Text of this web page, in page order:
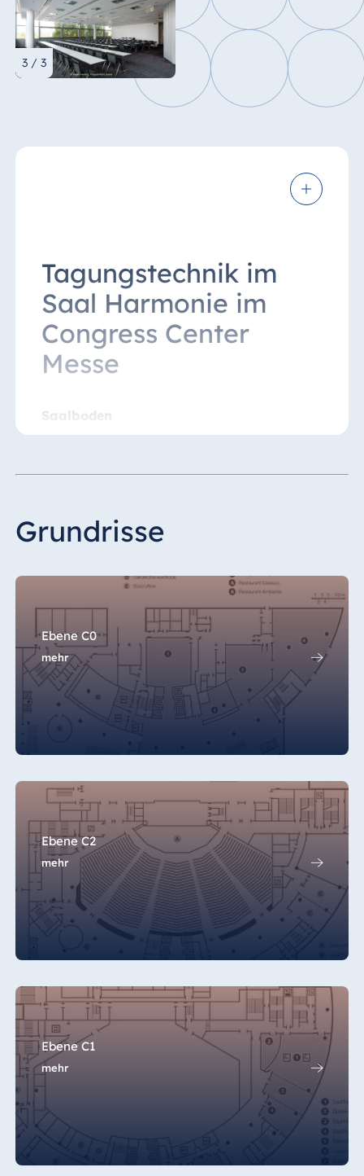
3 / 3
Tagungstechnik im
Saal Harmonie im
Congress Center
Messe
Saalboden
Parkett
höhenverstellbaren Einzelelementen
Dolmetscheranlage
2 Anlagen für je 3 Sprachen
Beleuchtung
53 Lichtgräben mit Leuchtstofflampen in
den Farben Blau, Weiß und Gelb
300 Downlights à 250 W, Halospot
Das komplette Saallicht ist variabel
dimmbar und in Abhängigkeit von der
Raumteilung pro Raumsegment
individuell aufschaltbar
10 fest installierte Bühnenscheinwerfer
Deckenvorrichtung
3 festinstallierte Deckenlifte für
Großprojektion (max. 100 kg)
31 Abhängepunkte im Saal à 2,5 t
6 Kettenzüge im Szenenbereich à 1 t
6 mobile Kettenzüge im Bühnenbereich à
1,6 t
Grundrisse
Ebene C0
mehr
Ebene C2
mehr
Ebene C1
mehr